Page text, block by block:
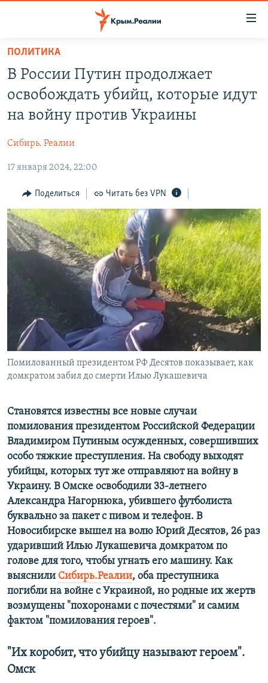
Вернуться
основному
содержанию
главной
навигации
Вернутся
поиску
СПЕЦПРОЕКТЫ
ГРУЗ 200
11 ЛЕТ ОККУПАЦИИ КРЫМА. 11 ИСТОРИЙ СОПРОТИВЛЕНИЯ
ЕЩЕ
ИНТЕРАКТИВ
ИНФОГРАФИКА
ТЕЛЕПРОЕКТ КРЫМ.РЕАЛИИ
СОВЕТЫ ПРАВОЗАЩИТНИКОВ
ПРОПАВШИЕ БЕЗ ВЕСТИ
ПОБЕДИТЕЛЕЙ НЕ СУДЯТ?
КРЫМ.НЕПОКОРЕННЫЙ
ELIFBE
УКРАИНСКАЯ ПРОБЛЕМА КРЫМА
РАДІО СВОБОДА
КАК ОБОЙТИ БЛОКИРОВКУ
Українською
Qırımtatar
ПРИСОЕДИНЯЙТЕСЬ!
Все сайты RFE/RL
ПОЛИТИКА
В России Путин продолжает
освобождать убийц, которые идут
на войну против Украины
Сибирь. Реалии
17 января 2024, 22:00
Поделиться Читать без VPN
Помилованный президентом РФ Десятов показывает, как
домкратом забил до смерти Илью Лукашевича
Становятся известны все новые случаи
помилования президентом Российской Федерации
Владимиром Путиным осужденных, совершивших
особо тяжкие преступления. На свободу выходят
убийцы, которых тут же отправляют на войну в
Украину. В Омске освободили 33-летнего
Александра Нагорнюка, убившего футболиста
буквально за пакет с пивом и телефон. В
Новосибирске вышел на волю Юрий Десятов, 26 раз
ударивший Илью Лукашевича домкратом по
голове для того, чтобы угнать его машину. Как
выяснили Сибирь.Реалии, оба преступника
погибли на войне с Украиной, но родные их жертв
возмущены "похоронами с почестями" и самим
фактом "помилования героев".
"Их коробит, что убийцу называют героем".
Омск